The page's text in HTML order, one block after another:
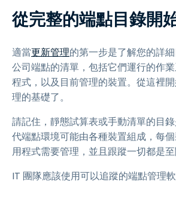
從完整的端點目錄開
適當更新管理的第一步是了解您的詳
公司端點的清單，包括它們運行的作
程式，以及目前管理的裝置。從這裡
理的基礎了。
請記住，靜態試算表或手動清單的目
代端點環境可能由各種裝置組成，每
用程式需要管理，並且跟蹤一切都是至
IT 團隊應該使用可以追蹤的端點管理軟